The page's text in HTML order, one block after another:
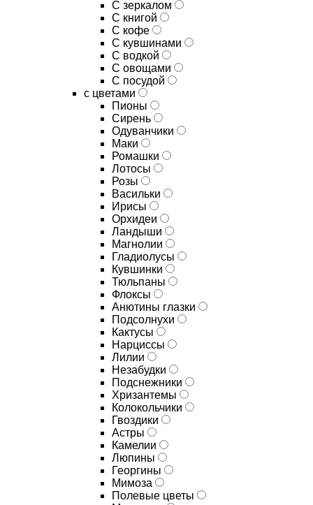
C зеркалом
C книгой
C кофе
C кувшинами
C водкой
C овощами
C посудой
с цветами
Пионы
Сирень
Одуванчики
Маки
Ромашки
Лотосы
Розы
Васильки
Ирисы
Орхидеи
Ландыши
Магнолии
Гладиолусы
Кувшинки
Тюльпаны
Флоксы
Анютины глазки
Подсолнухи
Кактусы
Нарциссы
Лилии
Незабудки
Подснежники
Хризантемы
Колокольчики
Гвоздики
Астры
Камелии
Люпины
Георгины
Мимоза
Полевые цветы